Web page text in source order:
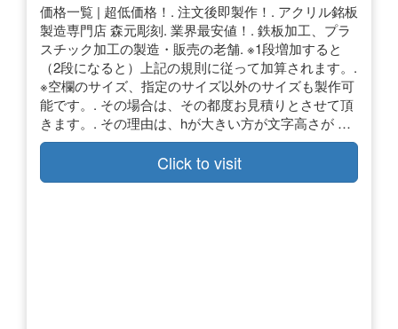
価格一覧 | 超低価格！. 注文後即製作！. アクリル銘板
製造専門店 森元彫刻. 業界最安値！. 鉄板加工、プラ
スチック加工の製造・販売の老舗. ※1段増加すると
（2段になると）上記の規則に従って加算されます。.
※空欄のサイズ、指定のサイズ以外のサイズも製作可
能です。. その場合は、その都度お見積りとさせて頂
きます。. その理由は、hが大きい方が文字高さが …
Click to visit